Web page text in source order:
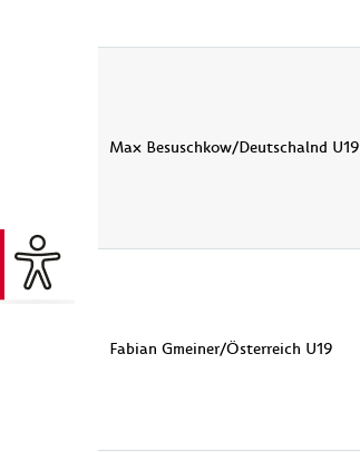
Max Besuschkow/Deutschalnd U19
Fabian Gmeiner/Österreich U19